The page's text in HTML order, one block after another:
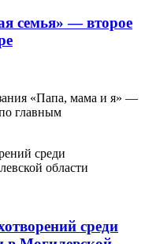
семья» — второе
«Папа, мама и я» —
главным
среди